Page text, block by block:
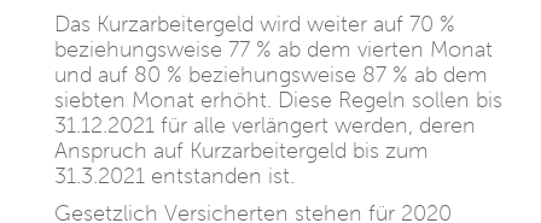
Das Kurzarbeitergeld wird weiter auf 70 %
beziehungsweise 77 % ab dem vierten Monat
und auf 80 % beziehungsweise 87 % ab dem
siebten Monat erhöht. Diese Regeln sollen bis
31.12.2021 für alle verlängert werden, deren
Anspruch auf Kurzarbeitergeld bis zum
31.3.2021 entstanden ist.
Gesetzlich Versicherten stehen für 2020